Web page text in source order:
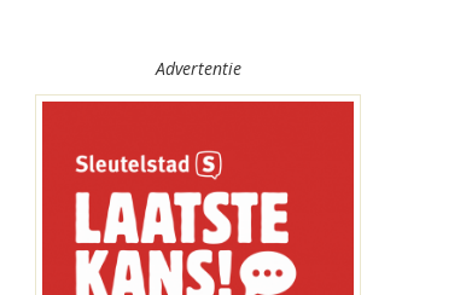
Advertentie